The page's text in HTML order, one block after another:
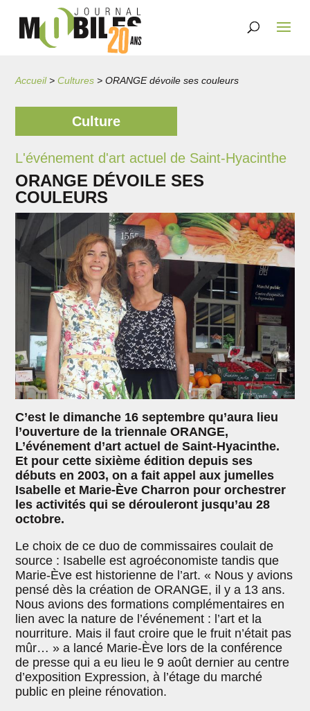
Accueil>Cultures >ORANGE dévoile ses couleurs
Culture
L'événement d'art actuel de Saint-Hyacinthe
ORANGE DÉVOILE SES
COULEURS
C’est le dimanche 16 septembre qu’aura lieu
l’ouverture de la triennale ORANGE,
L’événement d’art actuel de Saint-Hyacinthe.
Et pour cette sixième édition depuis ses
débuts en 2003, on a fait appel aux jumelles
Isabelle et Marie-Ève Charron pour orchestrer
les activités qui se dérouleront jusqu’au 28
octobre.
Le choix de ce duo de commissaires coulait de
source : Isabelle est agroéconomiste tandis que
Marie-Ève est historienne de l’art. « Nous y avions
pensé dès la création de ORANGE, il y a 13 ans.
Nous avions des formations complémentaires en
lien avec la nature de l’événement : l’art et la
nourriture. Mais il faut croire que le fruit n’était pas
mûr… » a lancé Marie-Ève lors de la conférence
de presse qui a eu lieu le 9 août dernier au centre
d’exposition Expression, à l’étage du marché
public en pleine rénovation.